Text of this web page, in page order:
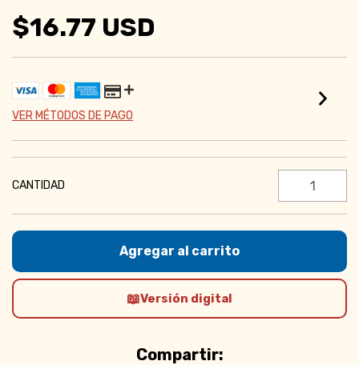
$16.77 USD
VER MÉTODOS DE PAGO
CANTIDAD
Versión digital
Compartir: